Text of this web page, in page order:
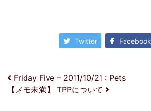
Twitter Facebook
投稿ナビゲーション
Friday Five – 2011/10/21 : Pets
【メモ未満】 TPPについて